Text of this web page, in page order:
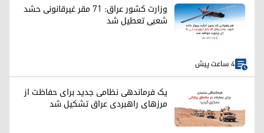
وزارت کشور عراق: ۷۱ مقر غیرقانونی حشد
شعبی تعطیل شد
4 ساعت پیش
یک فرماندهی نظامی جدید برای حفاظت از
مرزهای راهبردی عراق تشکیل شد